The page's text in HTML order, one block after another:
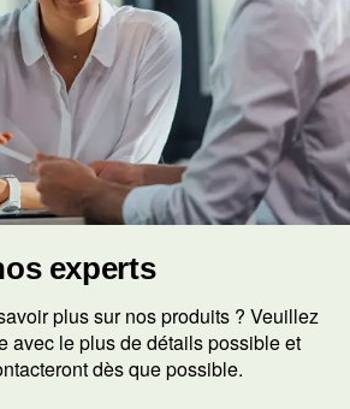
?
Compresseurs D’air
Ils Des Compresseurs
d’air sans huile utilisent d’autres
et de lubrification
en contact avec l’air
supérieur de pureté de l’air, ce qui